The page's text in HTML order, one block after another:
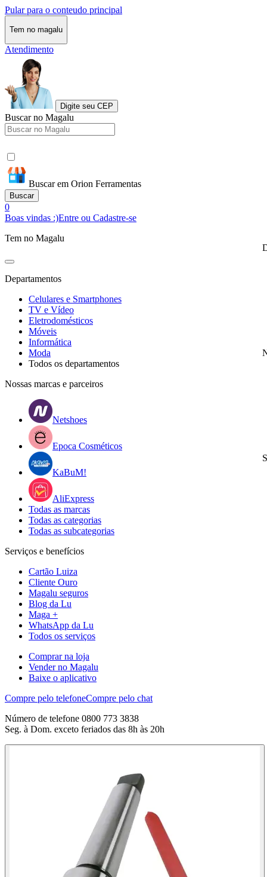
Pular para o conteudo principal
Tem no magalu
Atendimento
Digite seu CEP
Buscar no Magalu
Buscar em Orion Ferramentas
Buscar
0
Boas vindas :)Entre ou Cadastre-se
Tem no Magalu
Departamentos
Celulares e Smartphones
TV e Vídeo
Eletrodomésticos
Móveis
Informática
Moda
Todos os departamentos
Nossas marcas e parceiros
Netshoes
Epoca Cosméticos
KaBuM!
AliExpress
Todas as marcas
Todas as categorias
Todas as subcategorias
Serviços e benefícios
Cartão Luiza
Cliente Ouro
Magalu seguros
Blog da Lu
Maga +
WhatsApp da Lu
Todos os serviços
Comprar na loja
Vender no Magalu
Baixe o aplicativo
Compre pelo telefoneCompre pelo chat
Número de telefone 0800 773 3838
Seg. à Dom. exceto feriados das 8h às 20h